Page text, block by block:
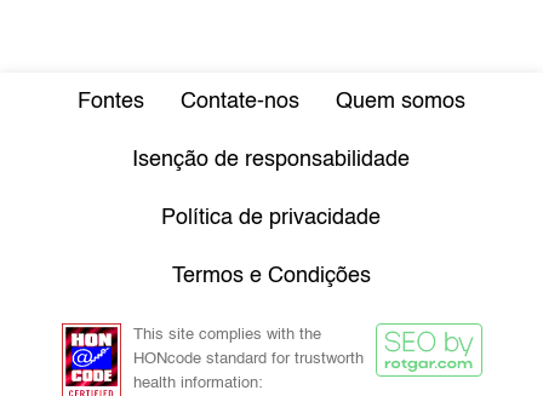
Fontes Contate-nos Quem somos
Isenção de responsabilidade
Política de privacidade
Termos e Condições
This site complies with the
HONcode standard for trustworth
health information: